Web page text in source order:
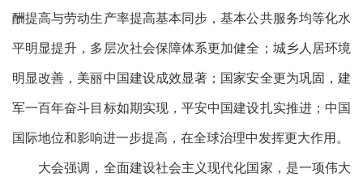
酬提高与劳动生产率提高基本同步，基本公共服务均等化水
平明显提升，多层次社会保障体系更加健全；城乡人居环境
明显改善，美丽中国建设成效显著；国家安全更为巩固，建
军一百年奋斗目标如期实现，平安中国建设扎实推进；中国
国际地位和影响进一步提高，在全球治理中发挥更大作用。
大会强调，全面建设社会主义现代化国家，是一项伟大